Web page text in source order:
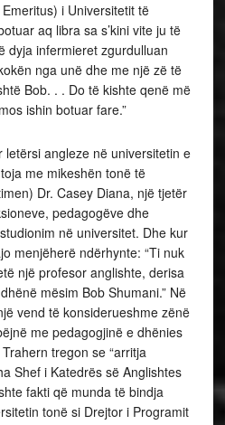
i Universitetit të
aq libra sa s’kini vite ju të
dyja infermieret zgurdulluan
nga unë dhe me një zë të
Bob. . . Do të kishte qenë më
ishin botuar fare.”
letërsi angleze në universitetin e
me mikeshën tonë të
Dr. Casey Diana, një tjetër
pedagogëve dhe
në universitet. Dhe kur
menjëherë ndërhynte: “Ti nuk
një profesor anglishte, derisa
mësim Bob Shumani.” Në
vend të konsiderueshme zënë
me pedagogjinë e dhënies
tregon se “arritja
Shef i Katedrës së Anglishtes
fakti që munda të bindja
tonë si Drejtor i Programit